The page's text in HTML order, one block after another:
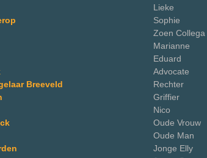
Lieke
Sophie
Zoen Collega
Marianne
Eduard
Advocate
Breeveld
Rechter
Griffier
Nico
Oude Vrouw
Oude Man
Jonge Elly